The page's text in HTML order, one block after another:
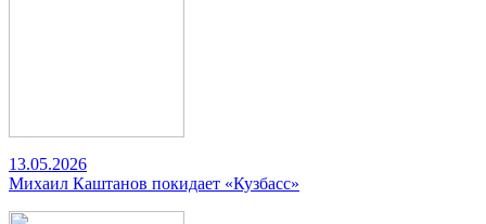
13.05.2026
Михаил Каштанов покидает «Кузбасс»